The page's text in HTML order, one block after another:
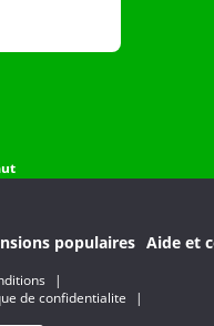
populaires Aide et
|
de confidentialite
|